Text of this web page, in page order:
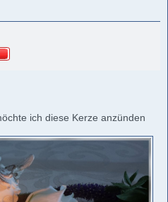
ich diese Kerze anzünden